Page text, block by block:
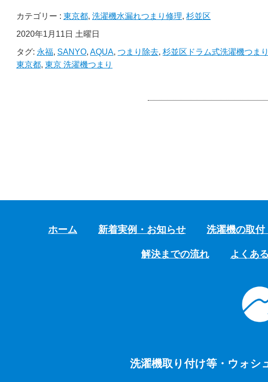
カテゴリー : 東京都, 洗濯機水漏れつまり修理, 杉並区
2020年1月11日 土曜日
タグ: 永福, SANYO, AQUA, つまり除去, 杉並区ドラム式洗濯機つまり
東京都, 東京 洗濯機つまり
ホーム 新着実例・お知らせ 洗濯機の取付
解決までの流れ よくあ
洗濯機取り付け等・ウォシ